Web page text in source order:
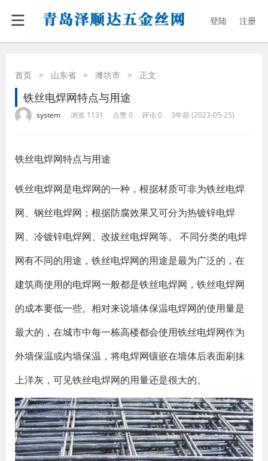
登陆 注册
首页 > 山东省 > 潍坊市 > 正文
铁丝电焊网特点与用途
system 浏览 1131 点赞 0 评论 0 3年前 (2023-05-25)
铁丝电焊网特点与用途
铁丝电焊网是电焊网的一种，根据材质可非为铁丝电焊
网、钢丝电焊网；根据防腐效果又可分为热镀锌电焊
网、冷镀锌电焊网、改拔丝电焊网等。 不同分类的电焊
网有不同的用途，铁丝电焊网的用途是最为广泛的，在
建筑商使用的电焊网一般都是铁丝电焊网，铁丝电焊网
的成本要低一些。相对来说墙体保温电焊网的使用量是
最大的，在城市中每一栋高楼都会使用铁丝电焊网作为
外墙保温或内墙保温，将电焊网镶嵌在墙体后表面刷抹
上洋灰，可见铁丝电焊网的用量还是很大的。